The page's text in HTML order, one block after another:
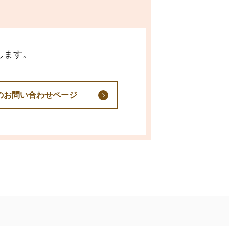
す。
お問い合わせページ